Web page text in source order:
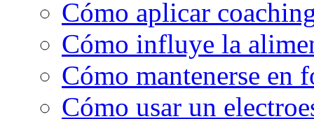
Cómo aplicar
Cómo influye la
Cómo mantenerse en
Cómo usar un